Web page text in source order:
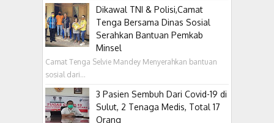
Dikawal TNI & Polisi,Camat
Tenga Bersama Dinas Sosial
Serahkan Bantuan Pemkab
Minsel
Camat Tenga Selvie Mandey Menyerahkan bantuan
sosial dari...
3 Pasien Sembuh Dari Covid-19 di
Sulut, 2 Tenaga Medis, Total 17
Orang